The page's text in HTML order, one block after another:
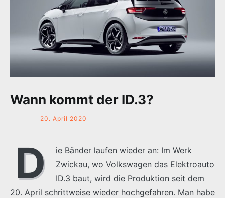
Wann kommt der ID.3?
20. April 2020
D
ie Bänder laufen wieder an: Im Werk
Zwickau, wo Volkswagen das Elektroauto
ID.3 baut, wird die Produktion seit dem
20. April schrittweise wieder hochgefahren. Man habe